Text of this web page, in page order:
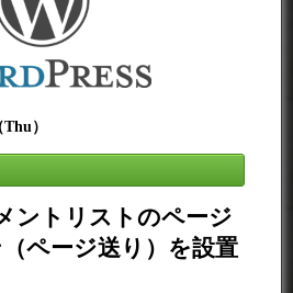
Thu）
ントリストのページ
ページ送り）を設置